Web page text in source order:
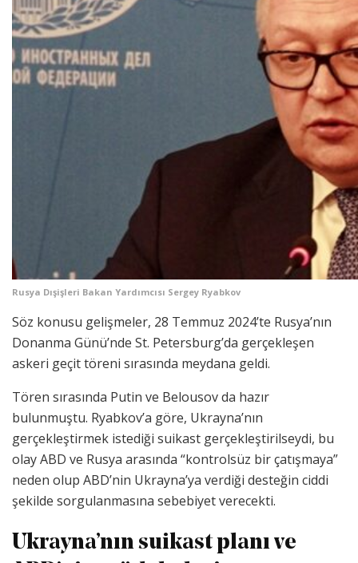
Rusya Dışişleri Bakan Yardımcısı Sergey Ryabkov
Söz konusu gelişmeler, 28 Temmuz 2024’te Rusya’nın
Donanma Günü’nde St. Petersburg’da gerçekleşen
askeri geçit töreni sırasında meydana geldi.
Tören sırasında Putin ve Belousov da hazır
bulunmuştu. Ryabkov’a göre, Ukrayna’nın
gerçekleştirmek istediği suikast gerçekleştirilseydi, bu
olay ABD ve Rusya arasında “kontrolsüz bir çatışmaya”
neden olup ABD’nin Ukrayna’ya verdiği desteğin ciddi
şekilde sorgulanmasına sebebiyet verecekti.
Ukrayna’nın suikast planı ve